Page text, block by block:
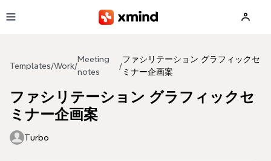
Templates/Work/
Meeting
notes
/
ファシリテーション グラフィックセ
ミナー企画案
ファシリテーション グラフィックセ
ミナー企画案
Turbo